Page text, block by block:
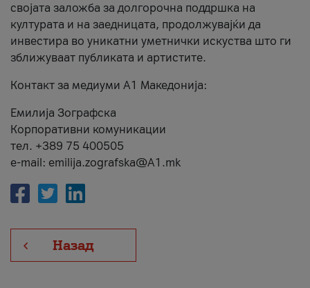
својата заложба за долгорочна поддршка на
културата и на заедницата, продолжувајќи да
инвестира во уникатни уметнички искуства што ги
зближуваат публиката и артистите.
Контакт за медиуми А1 Македонија:
Емилија Зографска
Корпоративни комуникации
тел. +389 75 400505
e-mail: emilija.zografska@A1.mk
Назад